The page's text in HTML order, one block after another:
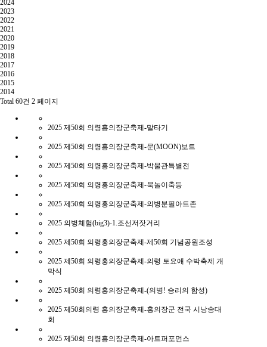
2024
2023
2022
2021
2020
2019
2018
2017
2016
2015
2014
Total 60건 2 페이지
2025 제50회 의령홍의장군축제-말타기
2025 제50회 의령홍의장군축제-문(MOON)보트
2025 제50회 의령홍의장군축제-박물관특별전
2025 제50회 의령홍의장군축제-북놀이축등
2025 제50회 의령홍의장군축제-의병분필아트존
2025 의병체험(big3)-1.조선저잣거리
2025 제50회 의령홍의장군축제-제50회 기념공원조성
2025 제50회 의령홍의장군축제-의령 토요애 수박축제 개
막식
2025 제50회 의령홍의장군축제-(의병! 승리의 함성)
2025 제50회의령 홍의장군축제-홍의장군 전국 시낭송대
회
2025 제50회 의령홍의장군축제-아트퍼포먼스